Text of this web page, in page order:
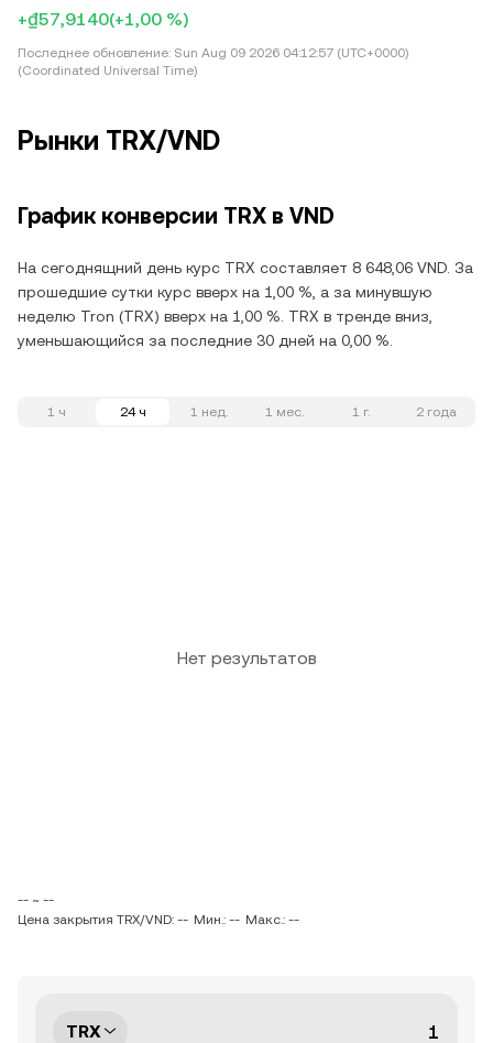
+₫57,9140(+1,00 %)
Последнее обновление: Sun Aug 09 2026 04:12:57 (UTC+0000)
(Coordinated Universal Time)
Рынки TRX/VND
График конверсии TRX в VND
На сегоднящний день курс TRX составляет 8 648,06 VND. За
прошедшие сутки курс вверх на 1,00 %, а за минувшую
неделю Tron (TRX) вверх на 1,00 %. TRX в тренде вниз,
уменьшающийся за последние 30 дней на 0,00 %.
1 ч 24 ч 1 нед. 1 мес. 1 г. 2 года
Нет результатов
-- ~ --
Цена закрытия TRX/VND: -- Мин.: -- Макс.: --
TRX